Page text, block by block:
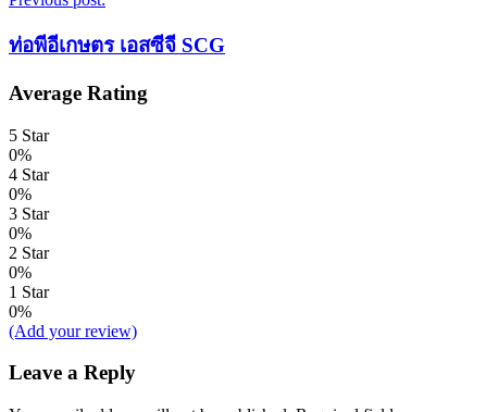
ท่อพีอีเกษตร เอสซีจี SCG
Average Rating
5 Star
0%
4 Star
0%
3 Star
0%
2 Star
0%
1 Star
0%
(Add your review)
Leave a Reply